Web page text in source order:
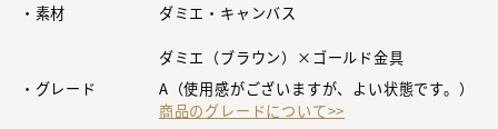
・素材
ダミエ・キャンバス
ダミエ（ブラウン）×ゴールド金具
・グレード
A（使用感がございますが、よい状態です。）
商品のグレードについて>>